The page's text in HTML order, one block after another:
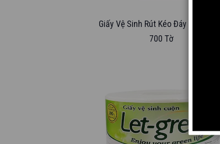
Giấy Vệ Sinh Rút Kéo Đáy Let-Green
700 Tờ